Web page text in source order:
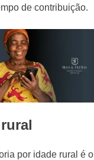
de contribuição.
por idade rural é o